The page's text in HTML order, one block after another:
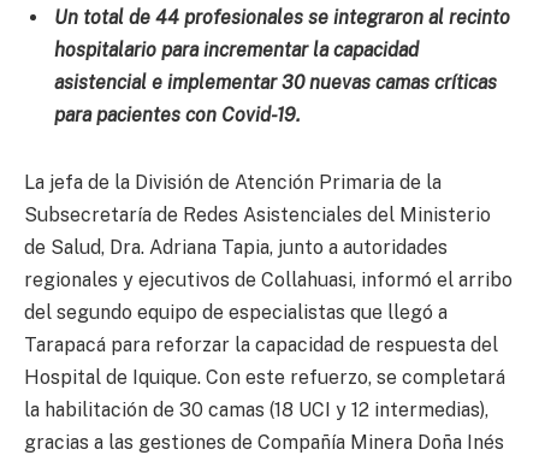
Un total de 44 profesionales se integraron al recinto
hospitalario para incrementar la capacidad
asistencial e implementar 30 nuevas camas críticas
para pacientes con Covid-19.
La jefa de la División de Atención Primaria de la
Subsecretaría de Redes Asistenciales del Ministerio
de Salud, Dra. Adriana Tapia, junto a autoridades
regionales y ejecutivos de Collahuasi, informó el arribo
del segundo equipo de especialistas que llegó a
Tarapacá para reforzar la capacidad de respuesta del
Hospital de Iquique. Con este refuerzo, se completará
la habilitación de 30 camas (18 UCI y 12 intermedias),
gracias a las gestiones de Compañía Minera Doña Inés